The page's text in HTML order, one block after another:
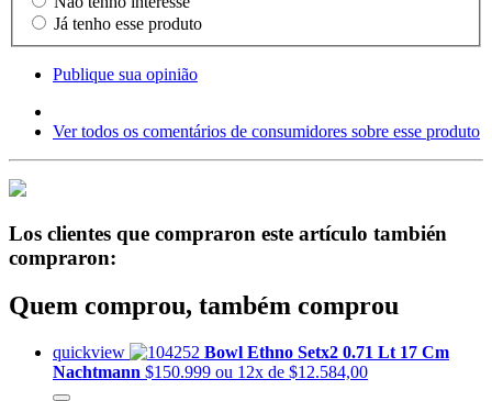
Já tenho esse produto
Publique sua opinião
Ver todos os comentários de consumidores sobre esse produto
Los clientes que compraron este artículo también
compraron:
Quem comprou, também comprou
quickview
Bowl Ethno Setx2 0.71 Lt 17 Cm
Nachtmann $150.999 ou 12x de $12.584,00